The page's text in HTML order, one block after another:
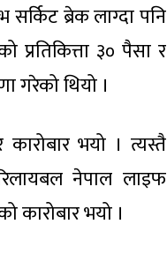
सर्किट ब्रेक लाग्दा पनि
३० पैसा र
गरेको थियो ।
भयो । त्यस्तै
नेपाल लाइफ
भयो ।